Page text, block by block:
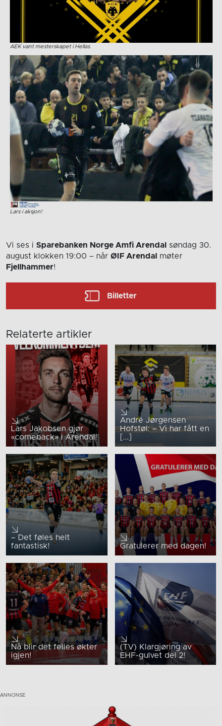
AEK vant mesterskapet i Hellas.
Lars i aksjon!
Vi ses i Sparebanken Norge Amfi Arendal
søndag 30.
august klokken 19:00 – når ØIF Arendal
møter
Fjellhammer!
Billetter
Relaterte artikler
Lars Jakobsen gjør
«comeback» i Arendal!
André Jørgensen
Hofstøl: – Vi har fått en
[...]
– Det føles helt
fantastisk!
Gratulerer med dagen!
Nå blir det felles økter
igjen!
(TV) Klargjøring av
EHF-gulvet del 2!